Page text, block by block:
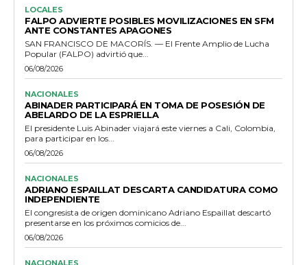
LOCALES
FALPO ADVIERTE POSIBLES MOVILIZACIONES EN SFM
ANTE CONSTANTES APAGONES
SAN FRANCISCO DE MACORÍS. — El Frente Amplio de Lucha
Popular (FALPO) advirtió que...
06/08/2026
NACIONALES
ABINADER PARTICIPARÁ EN TOMA DE POSESIÓN DE
ABELARDO DE LA ESPRIELLA
El presidente Luis Abinader viajará este viernes a Cali, Colombia,
para participar en los...
06/08/2026
NACIONALES
ADRIANO ESPAILLAT DESCARTA CANDIDATURA COMO
INDEPENDIENTE
El congresista de origen dominicano Adriano Espaillat descartó
presentarse en los próximos comicios de...
06/08/2026
NACIONALES